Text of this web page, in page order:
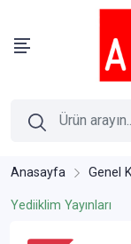
Anasayfa Genel
Yediiklim Yayınları